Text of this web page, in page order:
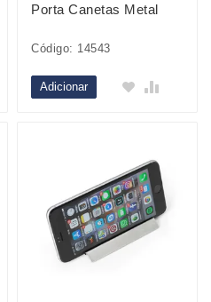
Porta Canetas Metal
Código: 14543
Adicionar